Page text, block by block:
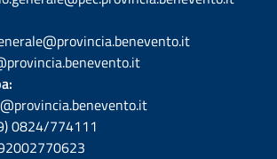
0824/774111